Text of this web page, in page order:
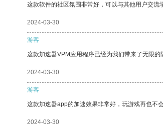
这款软件的社区氛围非常好，可以与其他用户交流
2024-03-30
游客
这款加速器VPM应用程序已经为我们带来了无限的
2024-03-30
游客
这款加速器app的加速效果非常好，玩游戏再也不
2024-03-30